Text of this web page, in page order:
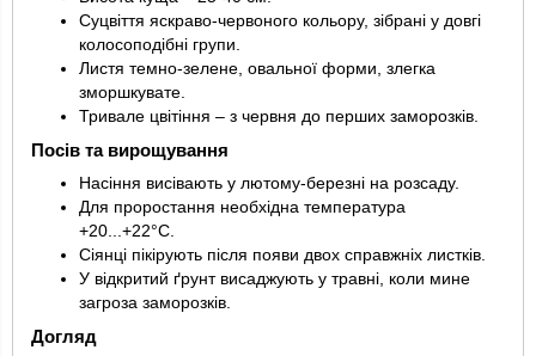
Суцвіття яскраво-червоного кольору, зібрані у довгі
колосоподібні групи.
Листя темно-зелене, овальної форми, злегка
зморшкувате.
Тривале цвітіння – з червня до перших заморозків.
Посів та вирощування
Насіння висівають у лютому-березні на розсаду.
Для проростання необхідна температура
+20...+22°C.
Сіянці пікірують після появи двох справжніх листків.
У відкритий ґрунт висаджують у травні, коли мине
загроза заморозків.
Догляд